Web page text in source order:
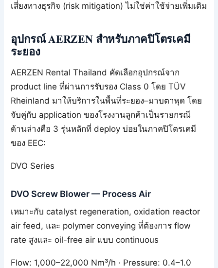
เสี่ยงทางธุรกิจ (risk mitigation) ไม่ใช่ค่าใช้จ่ายเพิ่มเติม
อุปกรณ์ AERZEN สำหรับภาคปิโตรเคมี
ระยอง
AERZEN Rental Thailand คัดเลือกอุปกรณ์จาก
product line ที่ผ่านการรับรอง Class 0 โดย TÜV
Rheinland มาให้บริการในพื้นที่ระยอง–มาบตาพุด โดย
จับคู่กับ application ของโรงงานลูกค้าเป็นรายกรณี
ด้านล่างคือ 3 รุ่นหลักที่ deploy บ่อยในภาคปิโตรเคมี
ของ EEC:
DVO Series
DVO Screw Blower — Process Air
เหมาะกับ catalyst regeneration, oxidation reactor
air feed, และ polymer conveying ที่ต้องการ flow
rate สูงและ oil-free air แบบ continuous
Flow: 1,000–22,000 Nm³/h · Pressure: 0.4–1.0